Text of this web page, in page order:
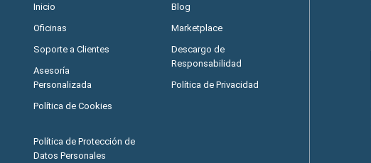
Inicio
Oficinas
Soporte a Clientes
Asesoría
Personalizada
Política de Cookies
Blog
Marketplace
Descargo de
Responsabilidad
Política de Privacidad
Política de Protección de
Datos Personales